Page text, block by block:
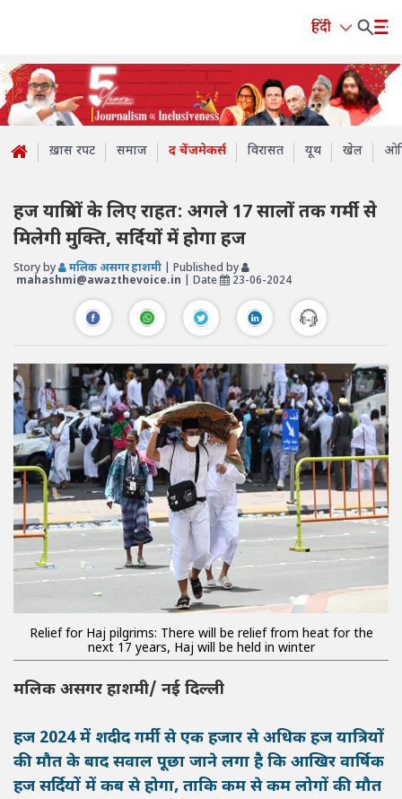
हिंदी
ख़ास रपट समाज द चेंजमेकर्स विरासत यूथ खेल
हज यात्रियों के लिए राहत: अगले 17 सालों तक गर्मी से
मिलेगी मुक्ति, सर्दियों में होगा हज
Story by मलिक असगर हाशमी | Published by
mahashmi@awazthevoice.in | Date 23-06-2024
Relief for Haj pilgrims: There will be relief from heat for the
next 17 years, Haj will be held in winter
मलिक असगर हाशमी/ नई दिल्ली
हज 2024 में शदीद गर्मी से एक हजार से अधिक हज यात्रियों
की मौत के बाद सवाल पूछा जाने लगा है कि आखिर वार्षिक
हज सर्दियों में कब से होगा, ताकि कम से कम लोगों की मौत